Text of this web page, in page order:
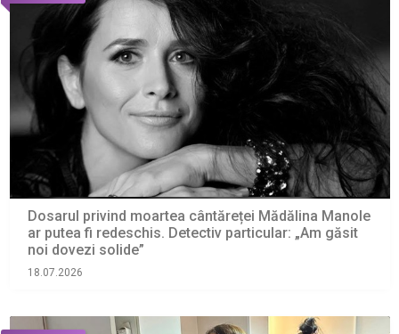
Dosarul privind moartea cântăreței Mădălina Manole
ar putea fi redeschis. Detectiv particular: „Am găsit
noi dovezi solide”
18.07.2026